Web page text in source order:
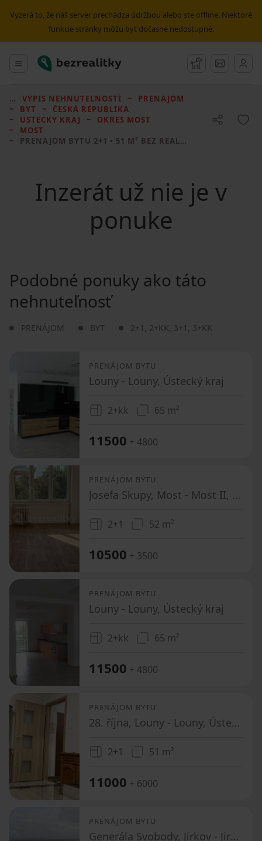
Vyzerá to, že náš server prechádza údržbou alebo ste offline. Niektoré
funkcie stránky môžu byť dočasne nedostupné.
Hlavné menu
Bezrealitky Strážny pes
Správy
VÝPIS NEHNUTEĽNOSTÍ
PRENÁJOM
BYT
ČESKÁ REPUBLIKA
ÚSTECKÝ KRAJ
OKRES MOST
MOST
PRENÁJOM BYTU 2+1 • 51 M² BEZ REALITKY
Inzerát už nie je v
ponuke
Podobné ponuky ako táto
nehnuteľnosť
PRENÁJOM BYT 2+1 , 2+KK, 3+1 , 3+KK
PRENÁJOM BYTU
Louny - Louny, Ústecký kraj
2+kk 65 m²
11500 + 4800
PRENÁJOM BYTU
Josefa Skupy, Most - Most II, Ústecký kraj
2+1 52 m²
10500 + 3500
PRENÁJOM BYTU
Louny - Louny, Ústecký kraj
2+kk 65 m²
11500 + 4800
PRENÁJOM BYTU
28. října, Louny - Louny, Ústecký kraj
2+1 51 m²
11000 + 6000
PRENÁJOM BYTU
Generála Svobody, Jirkov - Jirkov, Ústecký kraj